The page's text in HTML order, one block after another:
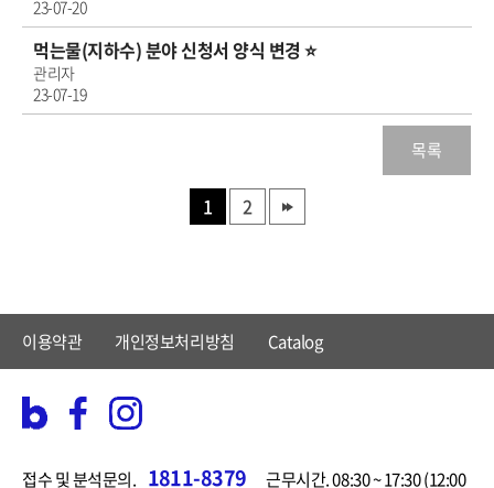
23-07-20
먹는물(지하수) 분야 신청서 양식 변경 ⭐
관리자
23-07-19
목록
1 2
이용약관 개인정보처리방침 Catalog
접수 및 분석문의. 1811-8379 근무시간. 08:30 ~ 17:30 (12:00